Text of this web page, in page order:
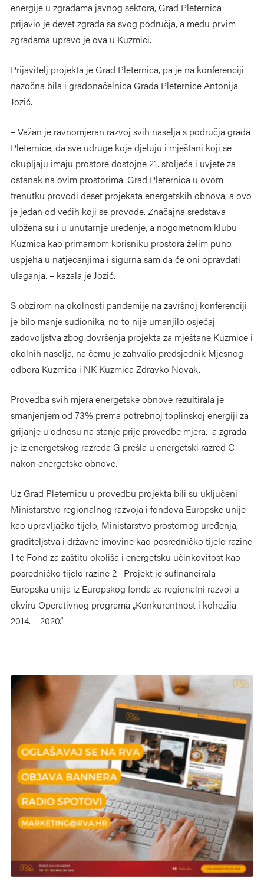
energije u zgradama javnog sektora, Grad Pleternica
prijavio je devet zgrada sa svog područja, a među prvim
zgradama upravo je ova u Kuzmici.
Prijavitelj projekta je Grad Pleternica, pa je na konferenciji
nazočna bila i gradonačelnica Grada Pleternice Antonija
Jozić.
– Važan je ravnomjeran razvoj svih naselja s područja grada
Pleternice, da sve udruge koje djeluju i mještani koji se
okupljaju imaju prostore dostojne 21. stoljeća i uvjete za
ostanak na ovim prostorima. Grad Pleternica u ovom
trenutku provodi deset projekata energetskih obnova, a ovo
je jedan od većih koji se provode. Značajna sredstava
uložena su i u unutarnje uređenje, a nogometnom klubu
Kuzmica kao primarnom korisniku prostora želim puno
uspjeha u natjecanjima i sigurna sam da će oni opravdati
ulaganja. – kazala je Jozić.
S obzirom na okolnosti pandemije na završnoj konferenciji
je bilo manje sudionika, no to nije umanjilo osjećaj
zadovoljstva zbog dovršenja projekta za mještane Kuzmice i
okolnih naselja, na čemu je zahvalio predsjednik Mjesnog
odbora Kuzmica i NK Kuzmica Zdravko Novak.
Provedba svih mjera energetske obnove rezultirala je
smanjenjem od 73% prema potrebnoj toplinskoj energiji za
grijanje u odnosu na stanje prije provedbe mjera, a zgrada
je iz energetskog razreda G prešla u energetski razred C
nakon energetske obnove.
Uz Grad Pleternicu u provedbu projekta bili su uključeni
Ministarstvo regionalnog razvoja i fondova Europske unije
kao upravljačko tijelo, Ministarstvo prostornog uređenja,
graditeljstva i državne imovine kao posredničko tijelo razine
1 te Fond za zaštitu okoliša i energetsku učinkovitost kao
posredničko tijelo razine 2. Projekt je sufinancirala
Europska unija iz Europskog fonda za regionalni razvoj u
okviru Operativnog programa „Konkurentnost i kohezija
2014. – 2020.”